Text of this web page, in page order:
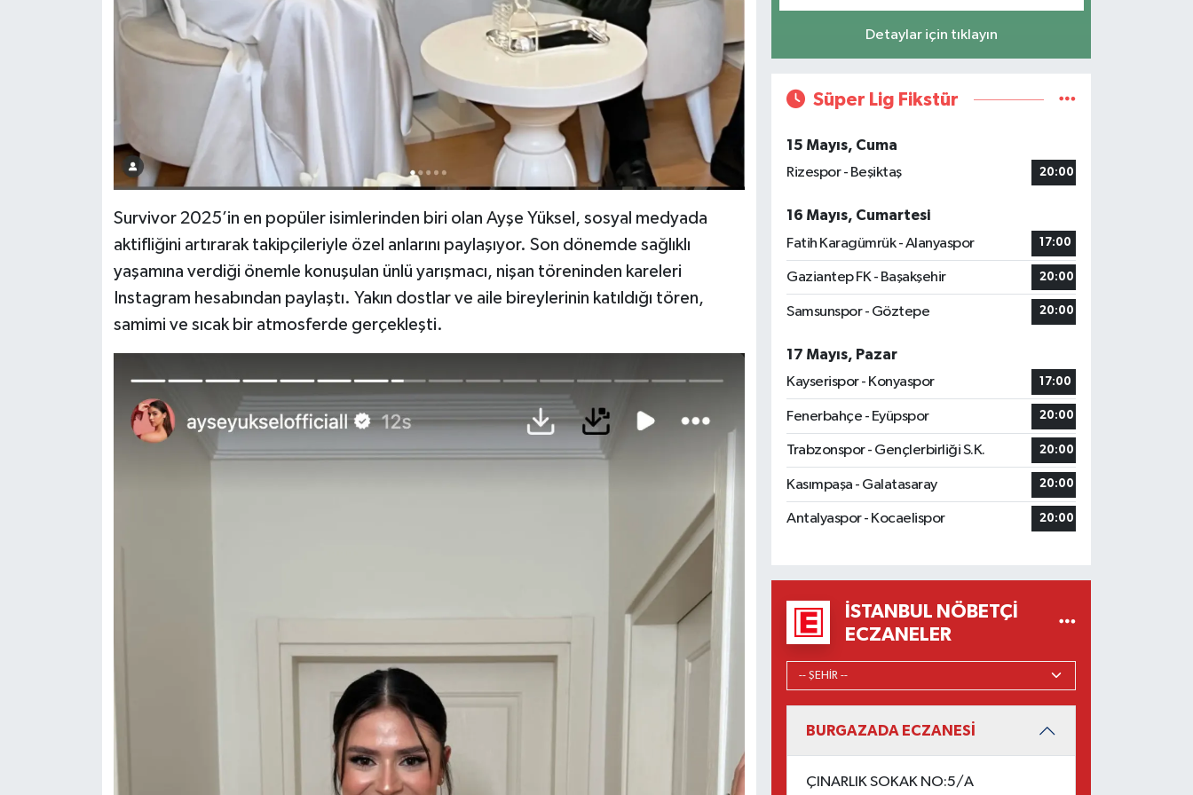
Survivor 2025’in en popüler isimlerinden biri olan Ayşe Yüksel, sosyal medyada
aktifliğini artırarak takipçileriyle özel anlarını paylaşıyor. Son dönemde sağlıklı
yaşamına verdiği önemle konuşulan ünlü yarışmacı, nişan töreninden kareleri
Instagram hesabından paylaştı. Yakın dostlar ve aile bireylerinin katıldığı tören,
samimi ve sıcak bir atmosferde gerçekleşti.
Detaylar için tıklayın
Süper Lig Fikstür
15 Mayıs, Cuma
Rizespor - Beşiktaş
20:00
16 Mayıs, Cumartesi
Fatih Karagümrük - Alanyaspor
17:00
Gaziantep FK - Başakşehir 20:00
Samsunspor - Göztepe 20:00
17 Mayıs, Pazar
Kayserispor - Konyaspor
17:00
Fenerbahçe - Eyüpspor 20:00
Trabzonspor - Gençlerbirliği S.K. 20:00
Kasımpaşa - Galatasaray 20:00
Antalyaspor - Kocaelispor 20:00
İSTANBUL NÖBETÇI
ECZANELER
BURGAZADA ECZANESİ
ÇINARLIK SOKAK NO:5/A